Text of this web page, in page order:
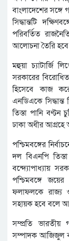
বাংলাদেশের সঙ্গে
সিদ্ধান্তটি
পরিবর্তিত
আলোচনা তৈরি
মহুয়া চ্যাটার্জি
সরকারের
হিসেবে কাজ
এনডিএকে
তিস্তা পানি বণ্টন
ঢাকা অধীর আগ্রহে
পশ্চিমবঙ্গের
দল বিএনপি
বন্দ্যোপাধ্যায়
পশ্চিমবঙ্গে
ফলাফলকে রাজ্য
সহায়ক হবে বলে
সম্প্রতি ভারতীয়
সম্পাদক আজিজুল